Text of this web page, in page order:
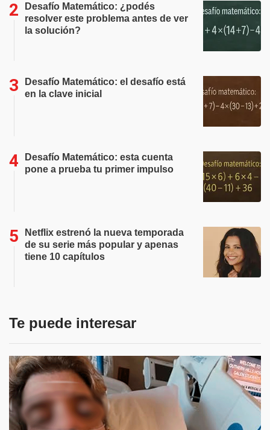
Desafío Matemático: ¿podés
resolver este problema antes de ver
la solución?
Desafío Matemático: el desafío está
en la clave inicial
Desafío Matemático: esta cuenta
pone a prueba tu primer impulso
Netflix estrenó la nueva temporada
de su serie más popular y apenas
tiene 10 capítulos
Te puede interesar